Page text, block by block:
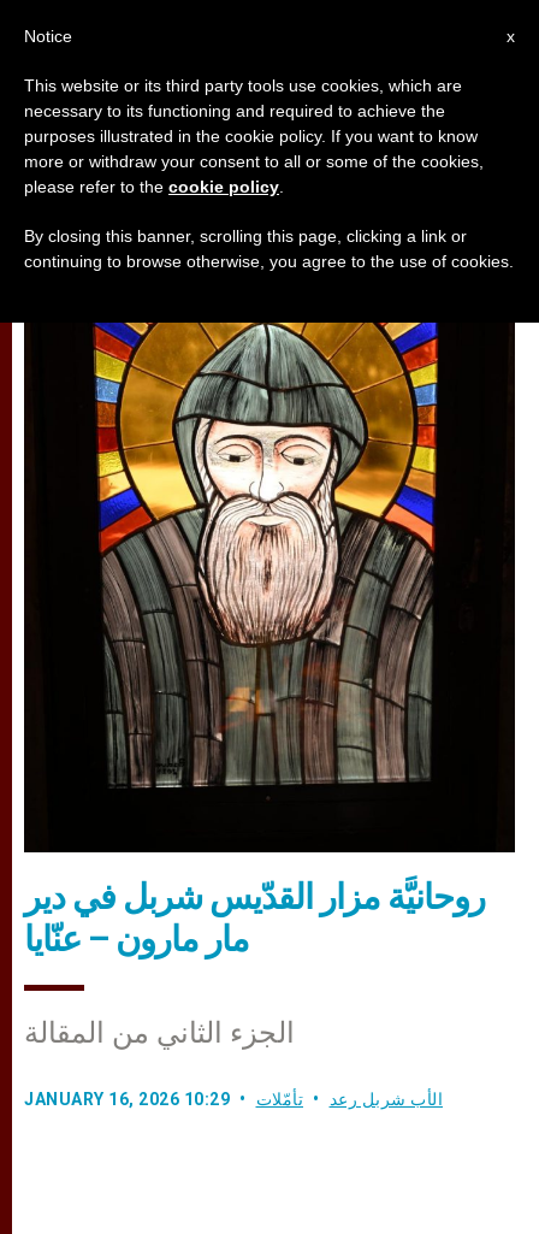
تأمّلات
روحانيَّة مزار القدّيس شربل في دير
مار مارون – عنّايا
الجزء الثاني من المقالة
JANUARY 16, 2026 10:29 الأب شربل رعد تأمّلات
x
Notice
This website or its third party tools use cookies, which are
necessary to its functioning and required to achieve the
purposes illustrated in the cookie policy. If you want to know
more or withdraw your consent to all or some of the cookies,
please refer to the cookie policy
By closing this banner, scrolling this page, clicking a link or
continuing to browse otherwise, you agree to the use of cookies.